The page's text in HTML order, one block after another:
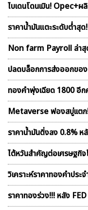
ไบเดนโดนเมิน! Opec+ผ
ราคาน้ำมันแตะระดับต่ำสุ
Non farm Payroll ล่าสุ
ปลดบล็อกการส่งออกของ
ทองคำพุ่งเฉียด 1800 อีก
Metaverse ฟองสบู่เเต
ราคาน้ำมันดิ่งลง 0.8%
ไต้หวันสำคัญต่อเศรษฐกิ
วิเคราะห์ราคาทองคําประ
ราคาทองร่วง!!! หลัง